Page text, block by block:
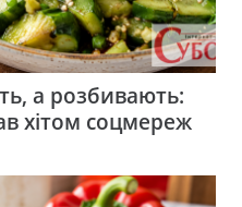
а розбивають:
хітом соцмереж